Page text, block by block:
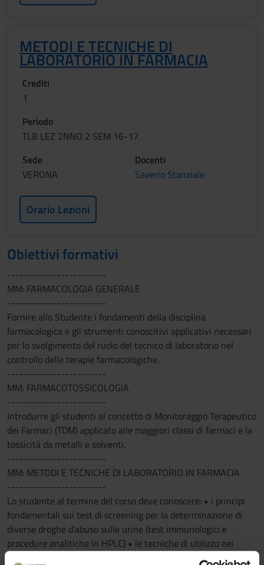
METODI E TECNICHE DI
LABORATORIO IN FARMACIA
Crediti
1
Periodo
TLB LEZ 2NNO 2 SEM 16-17
Sede
VERONA
Docenti
Saverio Stanziale
Orario Lezioni
Obiettivi formativi
------------------------
MM: FARMACOLOGIA GENERALE
------------------------
Fornire allo Studente i fondamenti della disciplina
farmacologica e gli strumenti conoscitivi applicativi necessari
per lo svolgimento del ruolo del tecnico di laboratorio nel
controllo delle terapie farmacologiche.
------------------------
MM: FARMACOTOSSICOLOGIA
------------------------
Introdurre gli studenti al concetto di Monitoraggio Terapeutico
dei Farmaci (TDM) applicato alle maggiori classi di farmaci e la
tossicità da metalli e solventi.
------------------------
MM: METODI E TECNICHE DI LABORATORIO IN FARMACIA
------------------------
Lo studente al termine del corso deve conoscere: • i principi
fondamentali sui test di screening per la determinazione di
diverse droghe d’abuso sulle urine (test immunologici e
procedure analitiche in HPLC) • le tecniche di utilizzo nei
Laboratori per il monitoraggio di farmaci immunosopressori e